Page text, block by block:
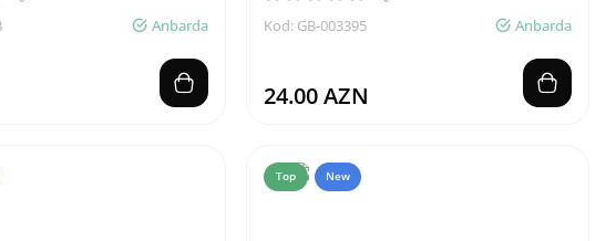
Anbarda Kod: GB-003395 Anbarda
24.00 AZN
Top New